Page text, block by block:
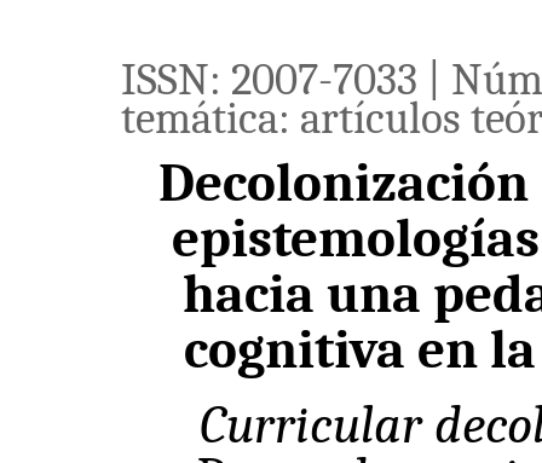
ISSN: 2007-7033 |
temática: artículos
hacia una
cognitiva en
Curricular